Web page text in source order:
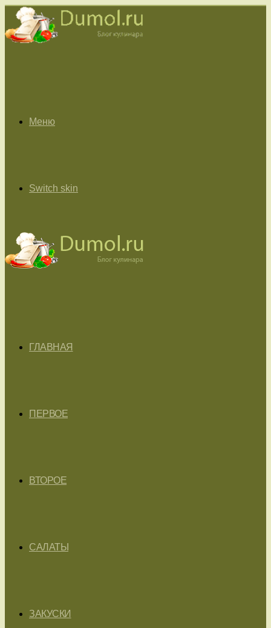
Меню
Switch skin
ГЛАВНАЯ
ПЕРВОЕ
ВТОРОЕ
САЛАТЫ
ЗАКУСКИ